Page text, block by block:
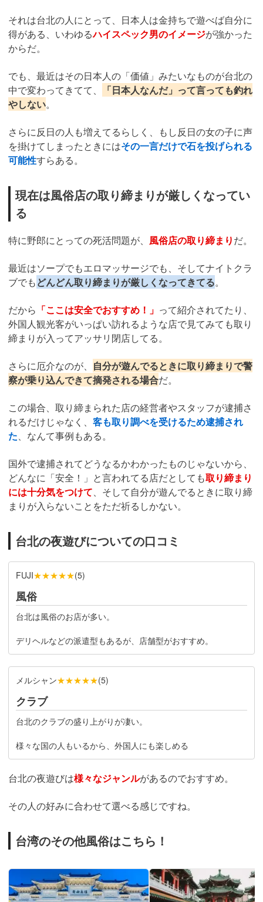
それは台北の人にとって、日本人は金持ちで遊べば自分に
得がある、いわゆるハイスペック男のイメージが強かった
からだ。
でも、最近はその日本人の「価値」みたいなものが台北の
中で変わってきてて、
「日本人なんだ」って言っても釣れ
やしない。
さらに反日の人も増えてるらしく、もし反日の女の子に声
を掛けてしまったときにはその一言だけで石を投げられる
可能性すらある。
現在は風俗店の取り締まりが厳しくなってい
る
特に野郎にとっての死活問題が、 風俗店の取り締まりだ。
最近はソープでもエロマッサージでも、そしてナイトクラ
ブでもどんどん取り締まりが厳しくなってきてる。
だから 「ここは安全でおすすめ！」 って紹介されてたり、
外国人観光客がいっぱい訪れるような店で見てみても取り
締まりが入ってアッサリ閉店してる。
さらに厄介なのが、 自分が遊んでるときに取り締まりで警
察が乗り込んできて摘発される場合だ。
この場合、取り締まられた店の経営者やスタッフが逮捕さ
れるだけじゃなく、 客も取り調べを受けるため逮捕され
た、なんて事例もある。
国外で逮捕されてどうなるかわかったものじゃないから、
どんなに「安全！」と言われてる店だとしても取り締まり
には十分気をつけて、そして自分が遊んでるときに取り締
まりが入らないことをただ祈るしかない。
台北の夜遊びについての口コミ
FUJI★★★★★(5)
風俗
台北は風俗のお店が多い。
デリヘルなどの派遣型もあるが、店舗型がおすすめ。
メルシャン★★★★★(5)
クラブ
台北のクラブの盛り上がりが凄い。
様々な国の人もいるから、外国人にも楽しめる
台北の夜遊びは様々なジャンルがあるのでおすすめ。
その人の好みに合わせて選べる感じですね。
台湾のその他風俗はこちら！